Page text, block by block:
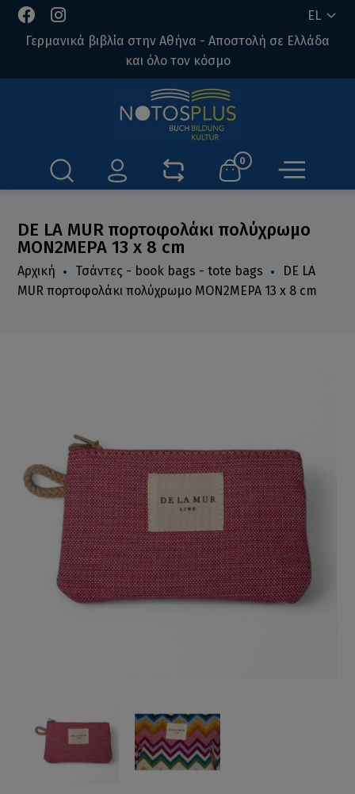
EL
Γερμανικά βιβλία στην Αθήνα - Αποστολή σε Ελλάδα
και όλο τον κόσμο
0
DE LA MUR πορτοφολάκι πολύχρωμο
ΜΟΝ2ΜΕΡΑ 13 x 8 cm
Αρχική Τσάντες - book bags - tote bags
DE LA
MUR πορτοφολάκι πολύχρωμο ΜΟΝ2ΜΕΡΑ 13 x 8 cm